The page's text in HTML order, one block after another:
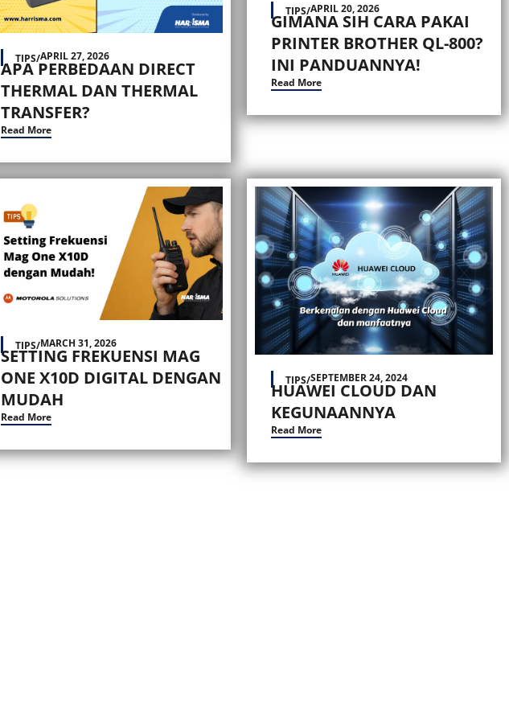
TIPS/APRIL 27, 2026
APA PERBEDAAN DIRECT
THERMAL DAN THERMAL
TRANSFER?
Read More
TIPS/APRIL 20, 2026
GIMANA SIH CARA PAKAI
PRINTER BROTHER QL-800?
INI PANDUANNYA!
Read More
TIPS/MARCH 31, 2026
SETTING FREKUENSI MAG
ONE X10D DIGITAL DENGAN
MUDAH
Read More
TIPS/SEPTEMBER 24, 2024
HUAWEI CLOUD DAN
KEGUNAANNYA
Read More